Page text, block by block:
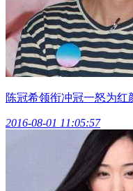
陈冠希领衔冲冠一怒为红
2016-08-01 11:05:57